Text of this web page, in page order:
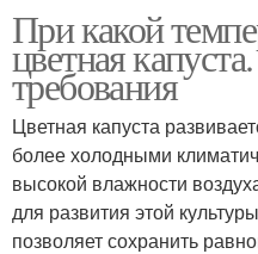
При какой
цветная
требования
Цветная капуста
более холодными
высокой влажности
для развития этой
позволяет сохранить